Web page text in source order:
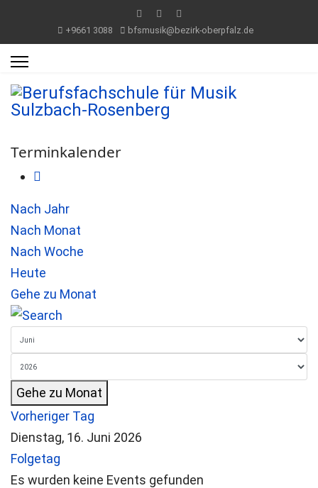
+9661 3088 bfsmusik@bezirk-oberpfalz.de
Terminkalender
Nach Jahr
Nach Monat
Nach Woche
Heute
Gehe zu Monat
Gehe zu Monat
Vorheriger Tag
Dienstag, 16. Juni 2026
Folgetag
Es wurden keine Events gefunden